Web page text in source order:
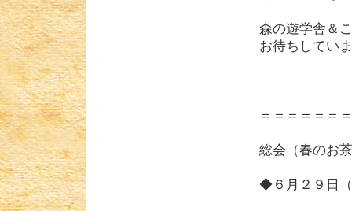
森の遊学舎＆
お待ちしてい
＝＝＝＝＝＝
総会（春のお
◆６月２９日